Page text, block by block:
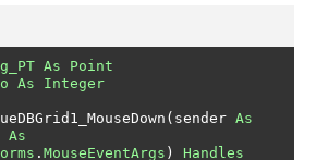
As
Point
As Integer
( sender As
As
. MouseEventArgs )
Handles